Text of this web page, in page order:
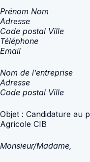
Prénom Nom
Adresse
Code postal Ville
Téléphone
Email
Nom de l’entreprise
Adresse
Code postal Ville
Objet : Candidature au
Agricole CIB
Monsieur/Madame,